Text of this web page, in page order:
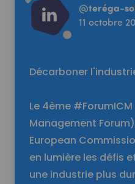
@teréga-
11 octobre
Décarboner
Le 4ème
Management
European
en lumière les défis
une industrie plus